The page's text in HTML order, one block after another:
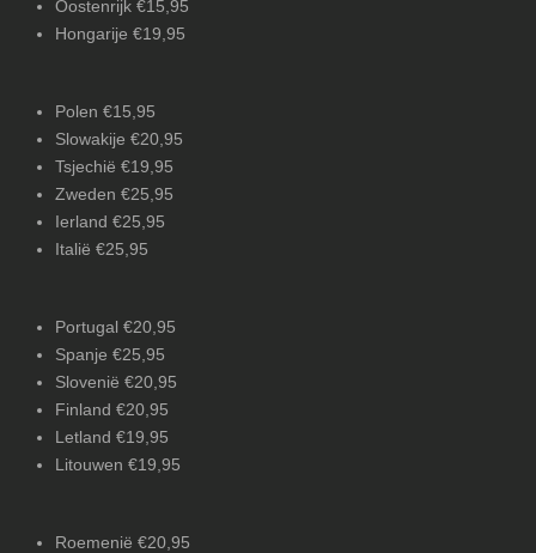
Oostenrijk €15,95
Hongarije €19,95
Polen €15,95
Slowakije €20,95
Tsjechië €19,95
Zweden €25,95
Ierland €25,95
Italië €25,95
Portugal €20,95
Spanje €25,95
Slovenië €20,95
Finland €20,95
Letland €19,95
Litouwen €19,95
Roemenië €20,95